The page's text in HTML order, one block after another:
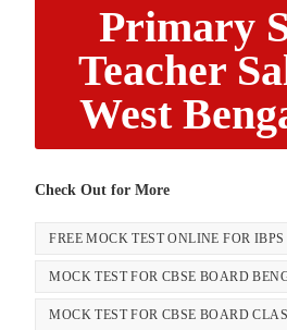
Primary
Teacher
West
Check Out for More
FREE MOCK TEST ONLINE FOR IBPS
MOCK TEST FOR CBSE BOARD
MOCK TEST FOR CBSE BOARD